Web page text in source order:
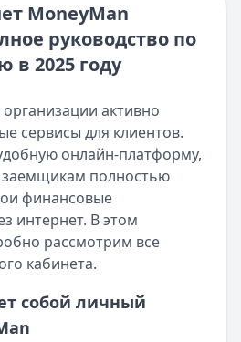
MoneyMan
руководство по
в 2025 году
активно
сервисы для клиентов.
онлайн-платформу,
заемщикам полностью
финансовые
интернет. В этом
рассмотрим все
кабинета.
собой личный